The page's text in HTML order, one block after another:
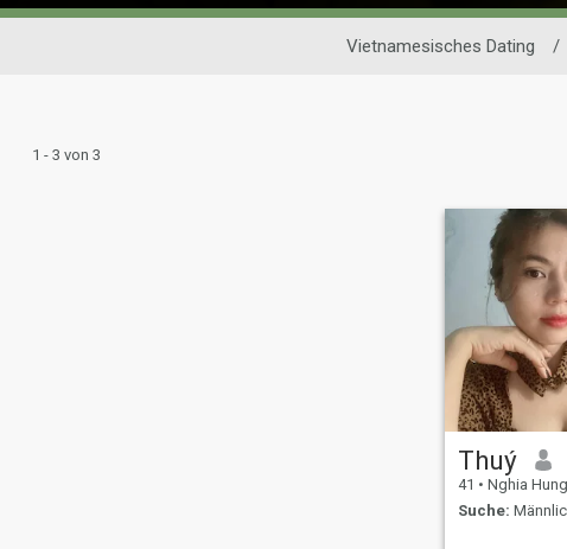
Vietnamesisches Dating /
1 - 3 von 3
Thuý
41 • Nghia Hung,
Suche: